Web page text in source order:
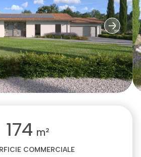
174 m²
COMMERCIALE